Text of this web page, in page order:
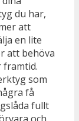
du har,
att
en lite
att behöva
framtid.
som
få
fullt